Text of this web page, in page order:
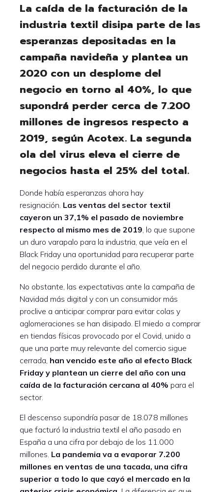
La caída de la facturación de la
industria textil disipa parte de las
esperanzas depositadas en la
campaña navideña y plantea un
2020 con un desplome del
negocio en torno al 40%, lo que
supondrá perder cerca de 7.200
millones de ingresos respecto a
2019, según Acotex. La segunda
ola del virus eleva el cierre de
negocios hasta el 25% del total.
Donde había esperanzas ahora hay
resignación. Las ventas del sector textil
cayeron un 37,1% el pasado de noviembre
respecto al mismo mes de 2019, lo que supone
un duro varapalo para la industria, que veía en el
Black Friday una oportunidad para recuperar parte
del negocio perdido durante el año.
No obstante, las expectativas ante la campaña de
Navidad más digital y con un consumidor más
proclive a anticipar comprar para evitar colas y
aglomeraciones se han disipado. El miedo a comprar
en tiendas físicas provocado por el Covid, unido a
que una parte muy relevante del comercio sigue
cerrada, han vencido este año al efecto Black
Friday y plantean un cierre del año con una
caída de la facturación cercana al 40% para el
sector.
El descenso supondría pasar de 18.078 millones
que facturó la industria textil el año pasado en
España a una cifra por debajo de los 11.000
millones. La pandemia va a evaporar 7.200
millones en ventas de una tacada, una cifra
superior a todo lo que cayó el mercado en la